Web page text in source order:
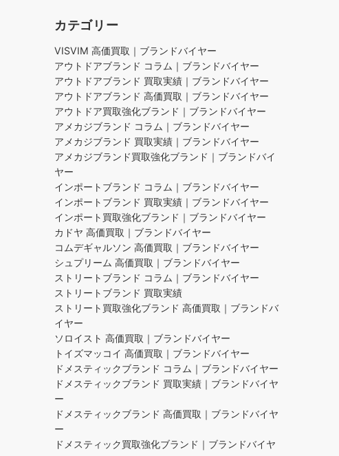
カテゴリー
VISVIM 高価買取｜ブランドバイヤー
アウトドアブランド コラム｜ブランドバイヤー
アウトドアブランド 買取実績｜ブランドバイヤー
アウトドアブランド 高価買取｜ブランドバイヤー
アウトドア買取強化ブランド｜ブランドバイヤー
アメカジブランド コラム｜ブランドバイヤー
アメカジブランド 買取実績｜ブランドバイヤー
アメカジブランド買取強化ブランド｜ブランドバイ
ヤー
インポートブランド コラム｜ブランドバイヤー
インポートブランド 買取実績｜ブランドバイヤー
インポート買取強化ブランド｜ブランドバイヤー
カドヤ 高価買取｜ブランドバイヤー
コムデギャルソン 高価買取｜ブランドバイヤー
シュプリーム 高価買取｜ブランドバイヤー
ストリートブランド コラム｜ブランドバイヤー
ストリートブランド 買取実績
ストリート買取強化ブランド 高価買取｜ブランドバ
イヤー
ソロイスト 高価買取｜ブランドバイヤー
トイズマッコイ 高価買取｜ブランドバイヤー
ドメスティックブランド コラム｜ブランドバイヤー
ドメスティックブランド 買取実績｜ブランドバイヤ
ー
ドメスティックブランド 高価買取｜ブランドバイヤ
ー
ドメスティック買取強化ブランド｜ブランドバイヤ